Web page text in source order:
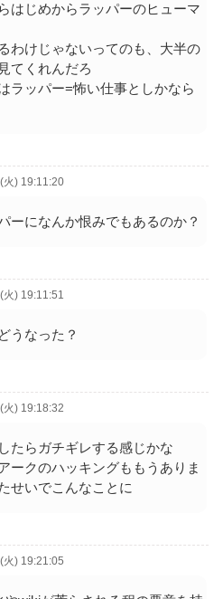
はじめからラッパーのヒューマ
わけじゃないってのも、大半の
てくれんだろ
ラッパー=怖い仕事としかなら
火) 19:11:20
ーになんか恨みでもあるのか？
) 19:11:51
うなった？
) 19:18:32
たらガチギレする感じかな
ークのハッキングももうありま
せいでこんなことに
) 19:21:05